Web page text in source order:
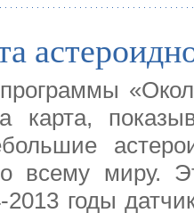
карта,
всему миру.
2013 годы